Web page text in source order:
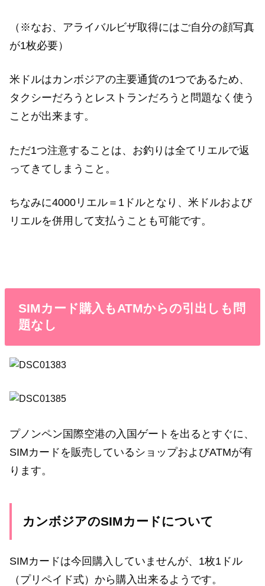
（※なお、アライバルビザ取得にはご自分の顔写真
が1枚必要）
米ドルはカンボジアの主要通貨の1つであるため、
タクシーだろうとレストランだろうと問題なく使う
ことが出来ます。
ただ1つ注意することは、お釣りは全てリエルで返
ってきてしまうこと。
ちなみに4000リエル＝1ドルとなり、米ドルおよび
リエルを併用して支払うことも可能です。
SIMカード購入もATMからの引出しも問
題なし
プノンペン国際空港の入国ゲートを出るとすぐに、
SIMカードを販売しているショップおよびATMが有
ります。
カンボジアのSIMカードについて
SIMカードは今回購入していませんが、1枚1ドル
（プリペイド式）から購入出来るようです。